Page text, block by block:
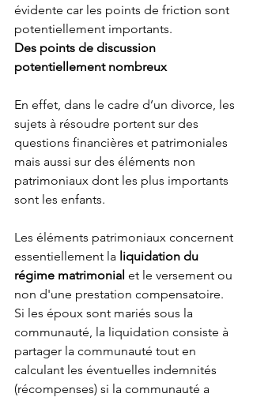
évidente car les points de friction sont
potentiellement importants.
Des points de discussion
potentiellement nombreux
En effet, dans le cadre d’un divorce, les
sujets à résoudre portent sur des
questions financières et patrimoniales
mais aussi sur des éléments non
patrimoniaux dont les plus importants
sont les enfants.
Les éléments patrimoniaux concernent
essentiellement la liquidation du
régime matrimonial et le versement ou
non d'une prestation compensatoire.
Si les époux sont mariés sous la
communauté, la liquidation consiste à
partager la communauté tout en
calculant les éventuelles indemnités
(récompenses) si la communauté a